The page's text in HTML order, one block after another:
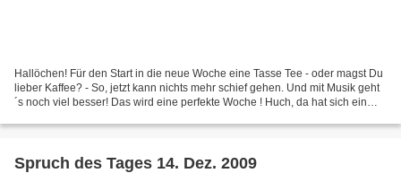
Hallöchen! Für den Start in die neue Woche eine Tasse Tee - oder magst Du
lieber Kaffee? - So, jetzt kann nichts mehr schief gehen. Und mit Musik geht
´s noch viel besser! Das wird eine perfekte Woche ! Huch, da hat sich ein
Spruch des Tages 14. Dez. 2009